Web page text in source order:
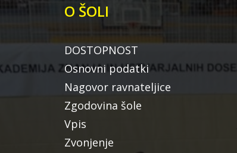
O ŠOLI
DOSTOPNOST
Osnovni podatki
Nagovor ravnateljice
Zgodovina šole
Vpis
Zvonjenje